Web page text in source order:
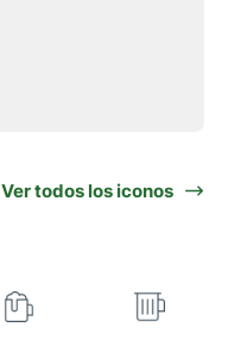
Ver todos los iconos